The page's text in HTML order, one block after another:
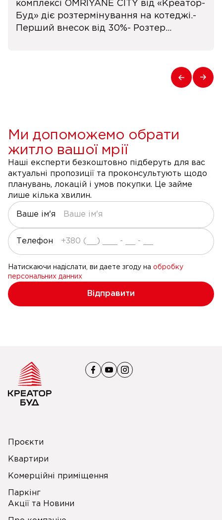
комплексі OMRIYANE CITY від «Креатор-
Буд» діє розтермінування на котеджі.-
Перший внесок від 30%- Розтер...
Ми допоможемо обрати
житло вашої мрії
Наші експерти безкоштовно підберуть для вас
актуальні пропозиції та проконсультують щодо
планувань, локацій і умов покупки. Це займе
лише кілька хвилин.
Ваше ім'я
Телефон
Натискаючи надіслати, ви даете згоду на обробку
персональних данних
Відправити
Проєкти
Квартири
Комерційні приміщення
Паркінг
Акції та Новини